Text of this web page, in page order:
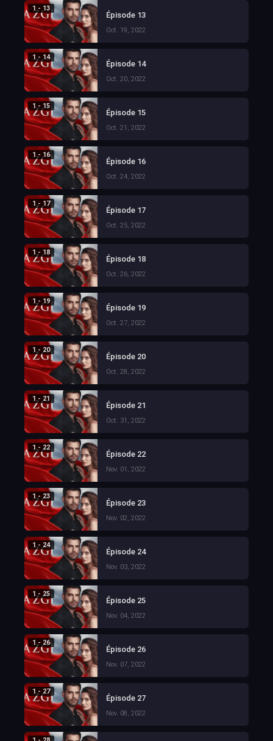
1 - 13
Épisode 13
Oct. 19, 2022
1 - 14
Épisode 14
Oct. 20, 2022
1 - 15
Épisode 15
Oct. 21, 2022
1 - 16
Épisode 16
Oct. 24, 2022
1 - 17
Épisode 17
Oct. 25, 2022
1 - 18
Épisode 18
Oct. 26, 2022
1 - 19
Épisode 19
Oct. 27, 2022
1 - 20
Épisode 20
Oct. 28, 2022
1 - 21
Épisode 21
Oct. 31, 2022
1 - 22
Épisode 22
Nov. 01, 2022
1 - 23
Épisode 23
Nov. 02, 2022
1 - 24
Épisode 24
Nov. 03, 2022
1 - 25
Épisode 25
Nov. 04, 2022
1 - 26
Épisode 26
Nov. 07, 2022
1 - 27
Épisode 27
Nov. 08, 2022